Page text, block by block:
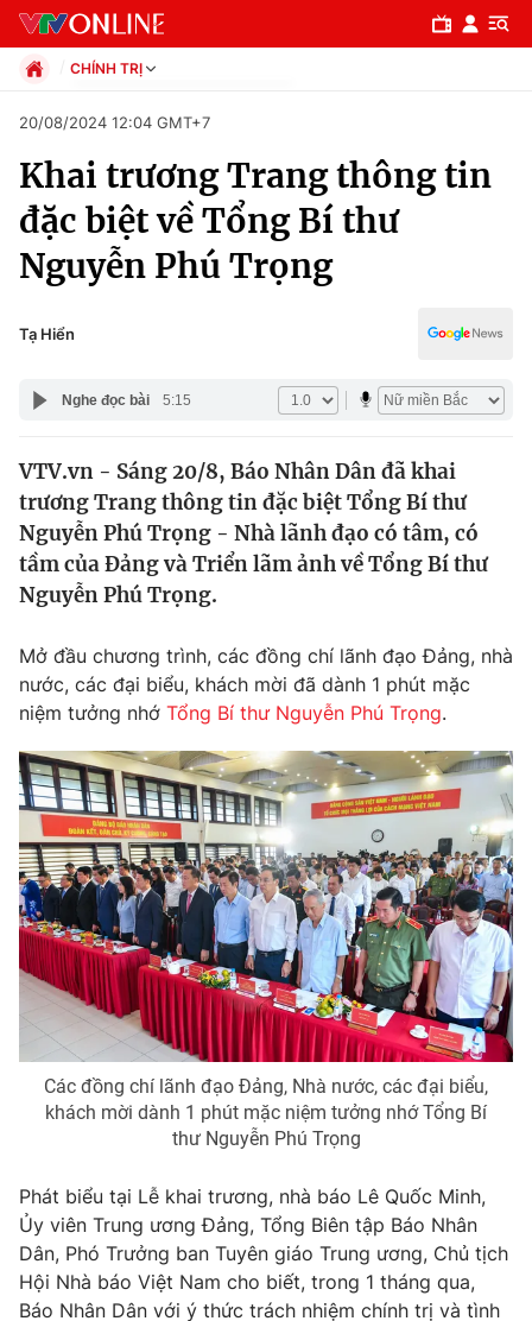
Chuyên mục
Chính trị
Thế giới
Tin tức
Thế giới đó đây
Câu chuyện quốc tế
Kinh tế
Thị trường
Góc doanh nghiệp
Dữ liệu và đời sống
Truyền hình
Phim VTV
Hậu trường
Nhân vật
Khán giả
Giải sao mai
Giải trí
Điện ảnh
Âm nhạc
Sao
Đời sống
Du lịch
Làm đẹp
Chất lượng cuộc sống
Giáo dục
Tuyển sinh
Học trực tuyến
Công nghệ
Hitech Công nghệ tương lai
Sản phẩm
Tư vấn
Giao lưu trực tuyến
Chuyên mục khác
Emagazine Podcast
CHÍNH TRỊ
Xã hội
Pháp luật
Thể thao
Truyền hình
Văn hóa - Giải trí
Giáo dục
20/08/2024 12:04 GMT+7
Khai trương Trang thông tin
đặc biệt về Tổng Bí thư
Nguyễn Phú Trọng
Tạ Hiển
Nghe đọc bài 5:15
VTV.vn - Sáng 20/8, Báo Nhân Dân đã khai
trương Trang thông tin đặc biệt Tổng Bí thư
Nguyễn Phú Trọng - Nhà lãnh đạo có tâm, có
tầm của Đảng và Triển lãm ảnh về Tổng Bí thư
Nguyễn Phú Trọng.
Mở đầu chương trình, các đồng chí lãnh đạo Đảng, nhà
nước, các đại biểu, khách mời đã dành 1 phút mặc
niệm tưởng nhớ Tổng Bí thư Nguyễn Phú Trọng.
Các đồng chí lãnh đạo Đảng, Nhà nước, các đại biểu,
khách mời dành 1 phút mặc niệm tưởng nhớ Tổng Bí
thư Nguyễn Phú Trọng
Phát biểu tại Lễ khai trương, nhà báo Lê Quốc Minh,
Ủy viên Trung ương Đảng, Tổng Biên tập Báo Nhân
Dân, Phó Trưởng ban Tuyên giáo Trung ương, Chủ tịch
Hội Nhà báo Việt Nam cho biết, trong 1 tháng qua,
Báo Nhân Dân với ý thức trách nhiệm chính trị và tình